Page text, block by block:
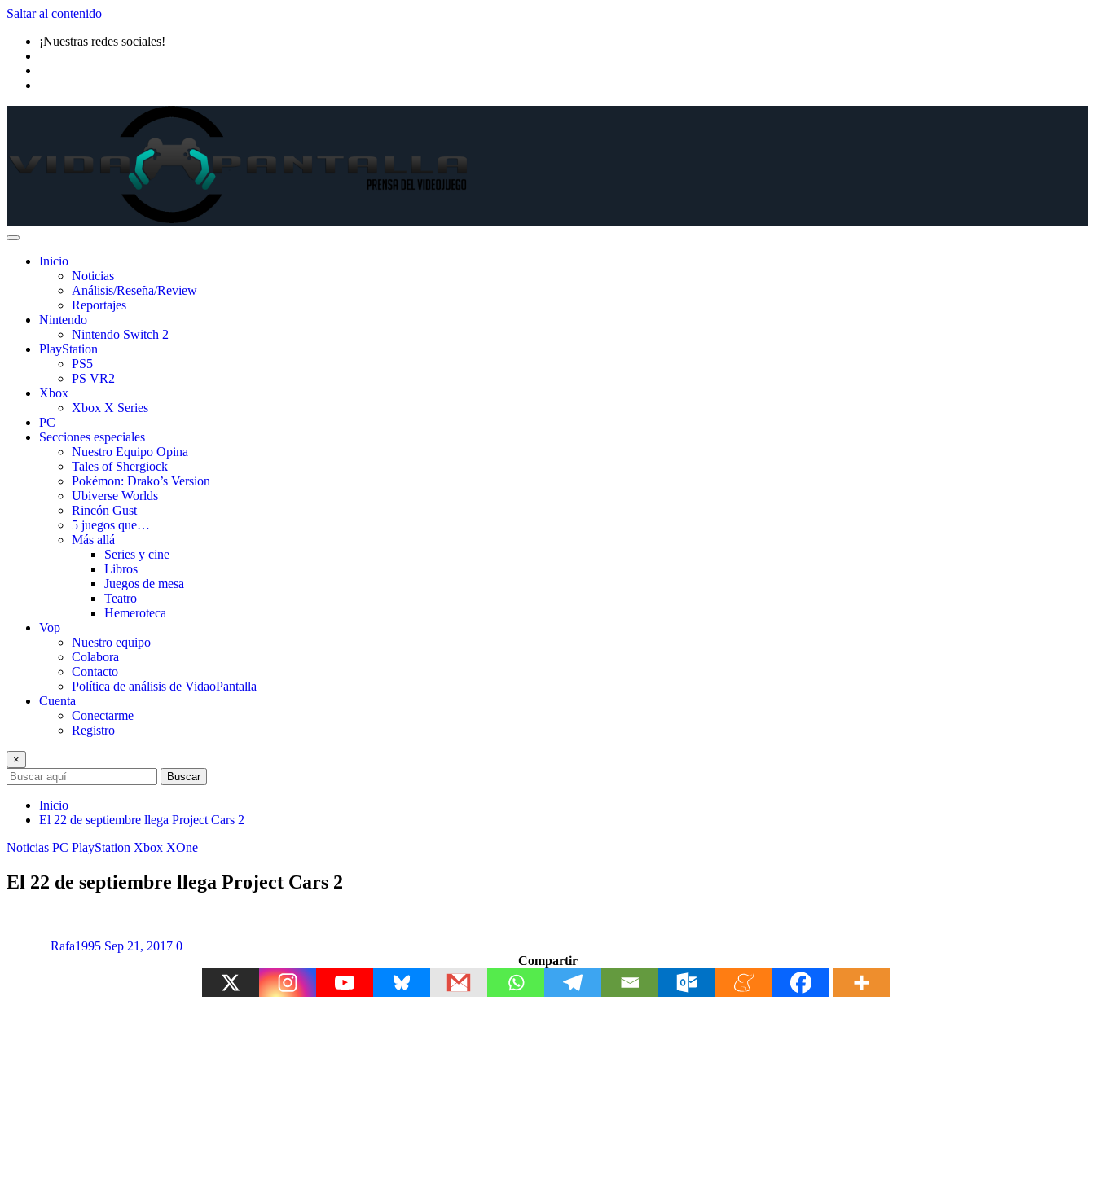
Saltar al contenido
¡Nuestras redes sociales!
Inicio
Noticias
Análisis/Reseña/Review
Reportajes
Nintendo
Nintendo Switch 2
PlayStation
PS5
PS VR2
Xbox
Xbox X Series
PC
Secciones especiales
Nuestro Equipo Opina
Tales of Shergiock
Pokémon: Drako’s Version
Ubiverse Worlds
Rincón Gust
5 juegos que…
Más allá
Series y cine
Libros
Juegos de mesa
Teatro
Hemeroteca
Vop
Nuestro equipo
Colabora
Contacto
Política de análisis de VidaoPantalla
Cuenta
Conectarme
Registro
×
Buscar
Inicio
El 22 de septiembre llega Project Cars 2
Noticias PC PlayStation Xbox XOne
El 22 de septiembre llega Project Cars 2
Rafa1995 Sep 21, 2017 0
Compartir